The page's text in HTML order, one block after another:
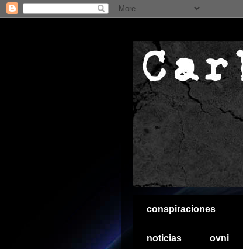
conspiraciones
noticias ovni